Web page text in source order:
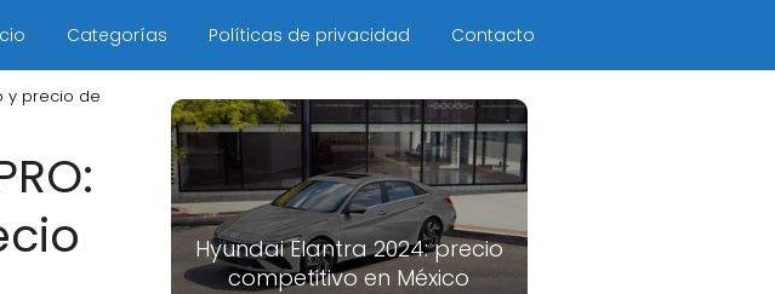
Categorías Políticas de privacidad Contacto
y precio de
Hyundai Elantra 2024: precio
competitivo en México